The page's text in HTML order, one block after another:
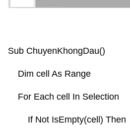
Sub ChuyenKhongDau()
Dim cell As Range
For Each cell In Selection
If Not IsEmpty(cell) Then